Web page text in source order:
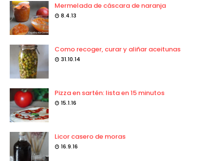
Mermelada de cáscara de naranja
8.4.13
Como recoger, curar y aliñar aceitunas
31.10.14
Pizza en sartén: lista en 15 minutos
15.1.16
Licor casero de moras
16.9.16